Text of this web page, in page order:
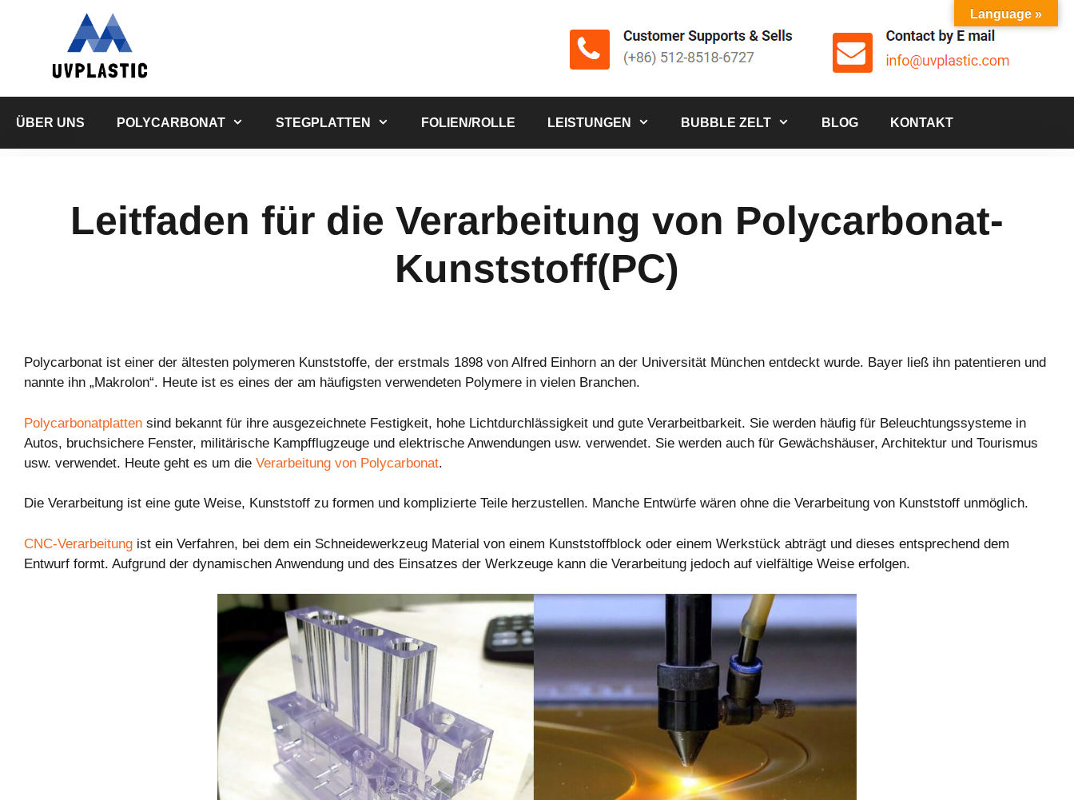
ÜBER UNS POLYCARBONAT STEGPLATTEN FOLIEN/ROLLE LEISTUNGEN BUBBLE ZELT BLOG KONTAKT
Leitfaden für die Verarbeitung von Polycarbonat-
Kunststoff(PC)
Polycarbonat ist einer der ältesten polymeren Kunststoffe, der erstmals 1898 von Alfred Einhorn an der Universität München entdeckt wurde. Bayer ließ ihn patentieren und
nannte ihn „Makrolon“. Heute ist es eines der am häufigsten verwendeten Polymere in vielen Branchen.
Polycarbonatplatten sind bekannt für ihre ausgezeichnete Festigkeit, hohe Lichtdurchlässigkeit und gute Verarbeitbarkeit. Sie werden häufig für Beleuchtungssysteme in
Autos, bruchsichere Fenster, militärische Kampfflugzeuge und elektrische Anwendungen usw. verwendet. Sie werden auch für Gewächshäuser, Architektur und Tourismus
usw. verwendet. Heute geht es um die Verarbeitung von Polycarbonat.
Die Verarbeitung ist eine gute Weise, Kunststoff zu formen und komplizierte Teile herzustellen. Manche Entwürfe wären ohne die Verarbeitung von Kunststoff unmöglich.
CNC-Verarbeitung ist ein Verfahren, bei dem ein Schneidewerkzeug Material von einem Kunststoffblock oder einem Werkstück abträgt und dieses entsprechend dem
Entwurf formt. Aufgrund der dynamischen Anwendung und des Einsatzes der Werkzeuge kann die Verarbeitung jedoch auf vielfältige Weise erfolgen.
Language »